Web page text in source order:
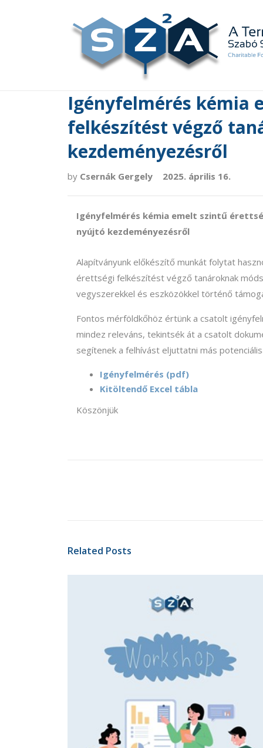
Igényfelmérés kémia
felkészítést végző
kezdeményezésről
by Csernák Gergely 2025. április 16.
Igényfelmérés kémia emelt szintű
nyújtó kezdeményezésről
Alapítványunk előkészítő munkát folytat
érettségi felkészítést végző tanároknak
vegyszerekkel és eszközökkel történő
Fontos mérföldkőhöz értünk a csatolt
mindez releváns, tekintsék át a csatolt
segítenek a felhívást eljuttatni más
Igényfelmérés (pdf)
Kitöltendő Excel tábla
Köszönjük
Related Posts